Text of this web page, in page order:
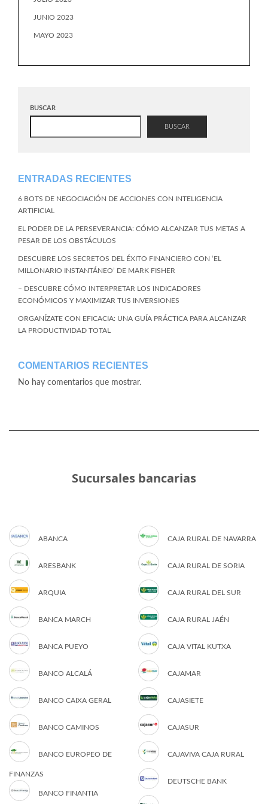
JUNIO 2023
MAYO 2023
BUSCAR
BUSCAR
ENTRADAS RECIENTES
6 BOTS DE NEGOCIACIÓN DE ACCIONES CON INTELIGENCIA
ARTIFICIAL
EL PODER DE LA PERSEVERANCIA: CÓMO ALCANZAR TUS METAS A
PESAR DE LOS OBSTÁCULOS
DESCUBRE LOS SECRETOS DEL ÉXITO FINANCIERO CON ‘EL
MILLONARIO INSTANTÁNEO’ DE MARK FISHER
– DESCUBRE CÓMO INTERPRETAR LOS INDICADORES
ECONÓMICOS Y MAXIMIZAR TUS INVERSIONES
ORGANÍZATE CON EFICACIA: UNA GUÍA PRÁCTICA PARA ALCANZAR
LA PRODUCTIVIDAD TOTAL
COMENTARIOS RECIENTES
No hay comentarios que mostrar.
Sucursales bancarias
ABANCA
ARESBANK
ARQUIA
BANCA MARCH
BANCA PUEYO
BANCO ALCALÁ
BANCO CAIXA GERAL
BANCO CAMINOS
BANCO EUROPEO DE
FINANZAS
BANCO FINANTIA
CAJA RURAL DE NAVARRA
CAJA RURAL DE SORIA
CAJA RURAL DEL SUR
CAJA RURAL JAÉN
CAJA VITAL KUTXA
CAJAMAR
CAJASIETE
CAJASUR
CAJAVIVA CAJA RURAL
DEUTSCHE BANK